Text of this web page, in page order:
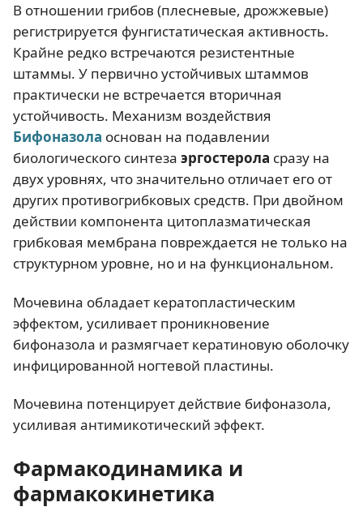
В отношении грибов (плесневые, дрожжевые)
регистрируется фунгистатическая активность.
Крайне редко встречаются резистентные
штаммы. У первично устойчивых штаммов
практически не встречается вторичная
устойчивость. Механизм воздействия
Бифоназола основан на подавлении
биологического синтеза эргостерола сразу на
двух уровнях, что значительно отличает его от
других противогрибковых средств. При двойном
действии компонента цитоплазматическая
грибковая мембрана повреждается не только на
структурном уровне, но и на функциональном.
Мочевина обладает кератопластическим
эффектом, усиливает проникновение
бифоназола и размягчает кератиновую оболочку
инфицированной ногтевой пластины.
Мочевина потенцирует действие бифоназола,
усиливая антимикотический эффект.
Фармакодинамика и
фармакокинетика